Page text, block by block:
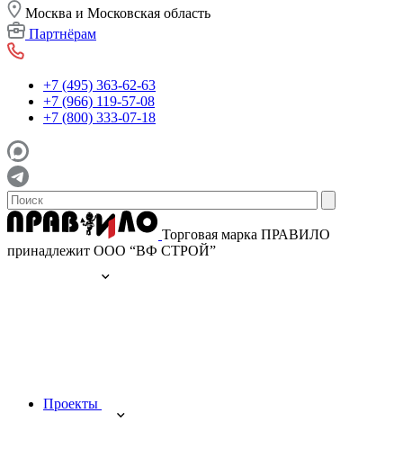
Москва и Московская область
Партнёрам
+7 (495) 363-62-63
+7 (966) 119-57-08
+7 (800) 333-07-18
Торговая марка ПРАВИЛО
принадлежит ООО “ВФ СТРОЙ”
Проекты